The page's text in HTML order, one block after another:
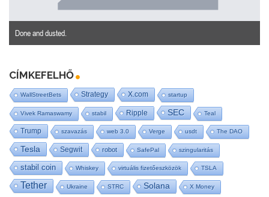
Done and dusted.
CÍMKEFELHŐ
WallStreetBets Strategy X.com startup
Vivek Ramaswamy stabil Ripple SEC Teal
Trump szavazás web 3.0 Verge usdt The DAO
Tesla Segwit robot SafePal szingularitás
stabil coin Whiskey virtuális fizetőeszközök TSLA
Tether Ukraine STRC Solana X Money